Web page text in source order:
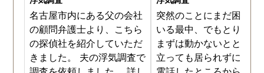
名古屋市内にある父の会社
の顧問弁護士より、こちら
の探偵社を紹介していただ
きました。 夫の浮気調査で
突然のことにまだ困惑し
いる最中、でもとりあえ
まずは動かないとと居て
立っても居られずに早朝